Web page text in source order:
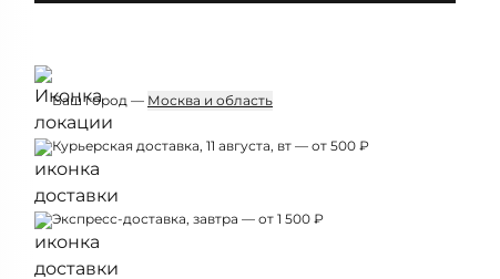
Ваш город — Москва и область
Курьерская доставка, 11 августа, вт — от 500 ₽
Экспресс-доставка, завтра — от 1 500 ₽